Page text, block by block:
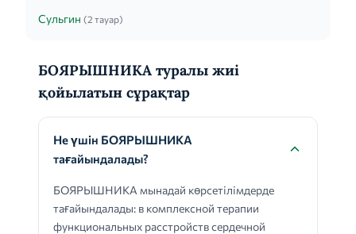
Сульгин (2 тауар)
БОЯРЫШНИКА туралы жиі
қойылатын сұрақтар
Не үшін БОЯРЫШНИКА
тағайындалады?
БОЯРЫШНИКА мынадай көрсетілімдерде
тағайындалады: в комплексной терапии
функциональных расстройств сердечной